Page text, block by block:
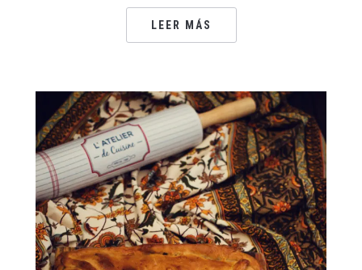
LEER MÁS